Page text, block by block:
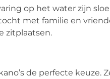
op het water zijn
met familie en
zitplaatsen.
de perfecte keuze.